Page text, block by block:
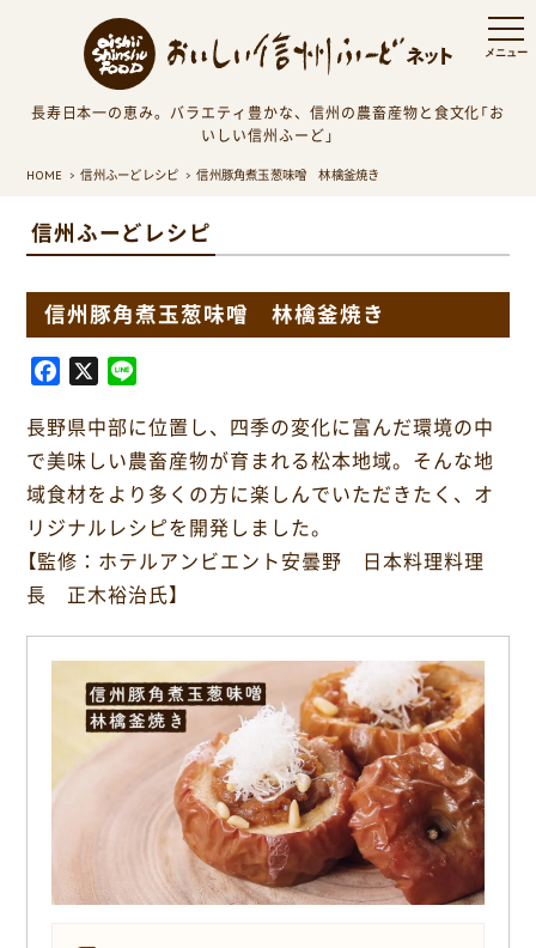
長寿日本一の恵み。バラエティ豊かな、信州の農畜産物と食文化「お
いしい信州ふーど」
HOME 信州ふーどレシピ 信州豚角煮玉葱味噌 林檎釜焼き
信州ふーどレシピ
信州豚角煮玉葱味噌 林檎釜焼き
c
e
b
o
o
k
X
n
e
長野県中部に位置し、四季の変化に富んだ環境の中
で美味しい農畜産物が育まれる松本地域。そんな地
域食材をより多くの方に楽しんでいただきたく、オ
リジナルレシピを開発しました。
【監修：ホテルアンビエント安曇野 日本料理料理
長 正木裕治氏】